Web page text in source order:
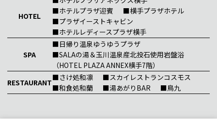
HOTEL
■ホテルプラザ迎賓
■横手プラザホテル
■プラザイーストキャビン
■ホテルレディースプラザ横手
SPA
■日帰り温泉ゆうゆうプラザ
■SALAの湯＆玉川温泉産北投石使用岩盤浴
（HOTEL PLAZA ANNEX横手7階）
RESTAURANT
■さけ処和凛
■スカイレストランコスモス
■和食処和蘭
■湯あがりBAR ■鳥九